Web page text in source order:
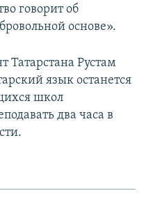
говорит об
основе».
Татарстана Рустам
язык останется
школ
два часа в